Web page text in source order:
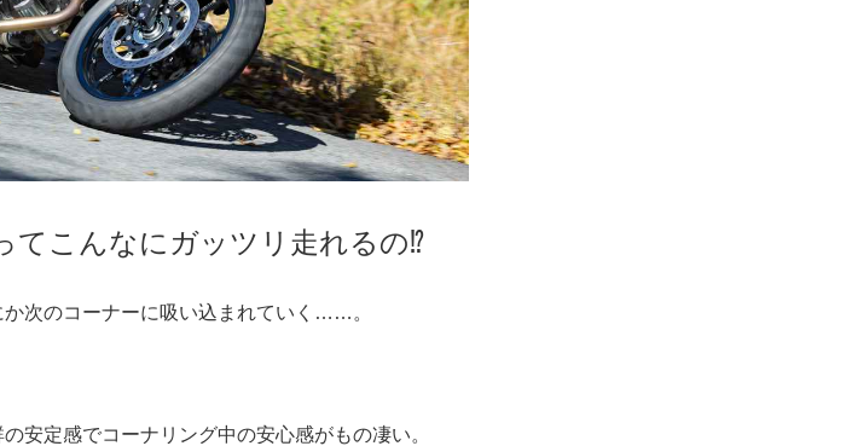
てこんなにガッツリ走れるの⁉
次のコーナーに吸い込まれていく……。
安定感でコーナリング中の安心感がもの凄い。